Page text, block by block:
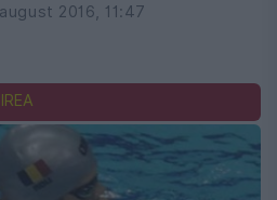
2016, 11:47